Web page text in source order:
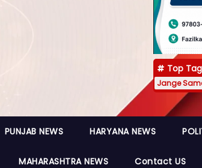
Top
Jange
PUNJAB NEWS HARYANA NEWS
MAHARASHTRA NEWS Contact US